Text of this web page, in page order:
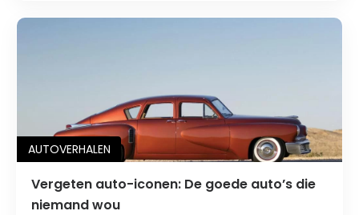
AUTOVERHALEN
Vergeten auto-iconen: De goede auto’s die
niemand wou